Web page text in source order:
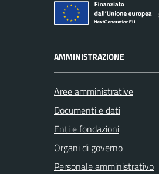
AMMINISTRAZIONE
Aree amministrative
Documenti e dati
Enti e fondazioni
Organi di governo
Personale amministrativo